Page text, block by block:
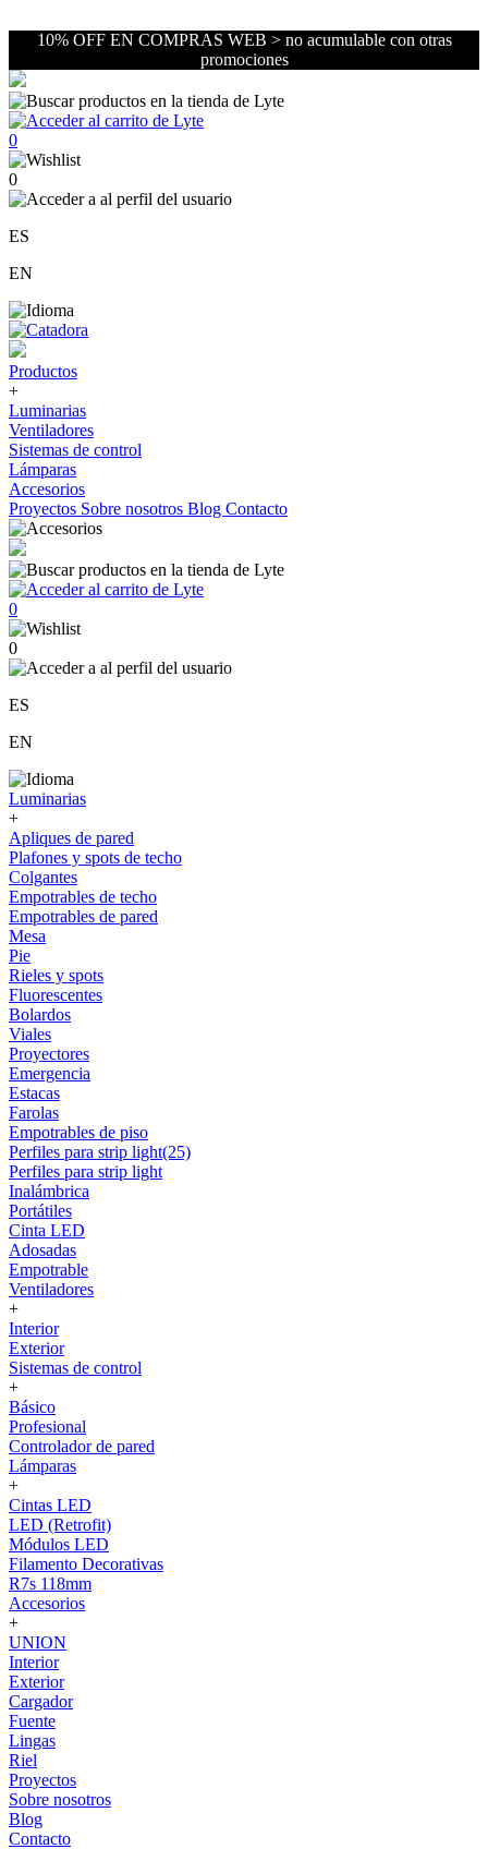
10% OFF EN COMPRAS WEB > no acumulable con otras
promociones
0
0
ES
EN
Productos
+
Luminarias
Ventiladores
Sistemas de control
Lámparas
Accesorios
Proyectos Sobre nosotros Blog Contacto
0
0
ES
EN
Luminarias
+
Apliques de pared
Plafones y spots de techo
Colgantes
Empotrables de techo
Empotrables de pared
Mesa
Pie
Rieles y spots
Fluorescentes
Bolardos
Viales
Proyectores
Emergencia
Estacas
Farolas
Empotrables de piso
Perfiles para strip light(25)
Perfiles para strip light
Inalámbrica
Portátiles
Cinta LED
Adosadas
Empotrable
Ventiladores
+
Interior
Exterior
Sistemas de control
+
Básico
Profesional
Controlador de pared
Lámparas
+
Cintas LED
LED (Retrofit)
Módulos LED
Filamento Decorativas
R7s 118mm
Accesorios
+
UNION
Interior
Exterior
Cargador
Fuente
Lingas
Riel
Proyectos
Sobre nosotros
Blog
Contacto